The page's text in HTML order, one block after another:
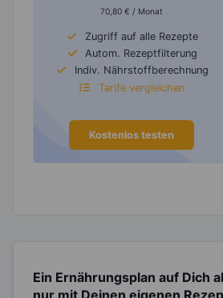
70,80 € / Monat
Zugriff auf alle Rezepte
Autom. Rezeptfilterung
Indiv. Nährstoffberechnung
Tarife vergleichen
Kostenlos testen
Ein Ernährungsplan auf Dich